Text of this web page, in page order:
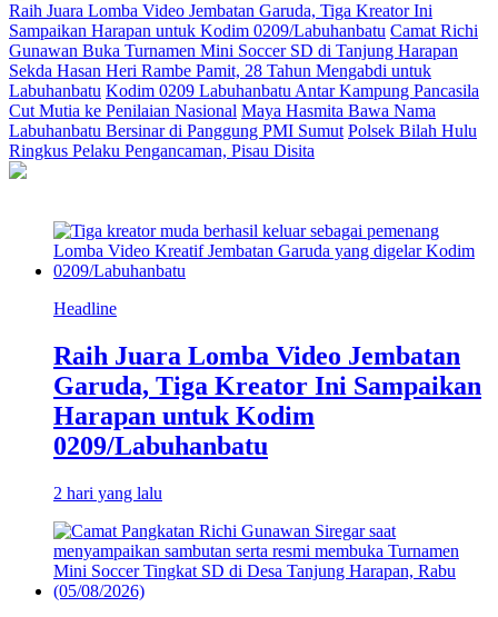
Raih Juara Lomba Video Jembatan Garuda, Tiga Kreator Ini
Sampaikan Harapan untuk Kodim 0209/Labuhanbatu Camat Richi
Gunawan Buka Turnamen Mini Soccer SD di Tanjung Harapan
Sekda Hasan Heri Rambe Pamit, 28 Tahun Mengabdi untuk
Labuhanbatu Kodim 0209 Labuhanbatu Antar Kampung Pancasila
Cut Mutia ke Penilaian Nasional Maya Hasmita Bawa Nama
Labuhanbatu Bersinar di Panggung PMI Sumut Polsek Bilah Hulu
Ringkus Pelaku Pengancaman, Pisau Disita
Headline
Raih Juara Lomba Video Jembatan
Garuda, Tiga Kreator Ini Sampaikan
Harapan untuk Kodim
0209/Labuhanbatu
2 hari yang lalu